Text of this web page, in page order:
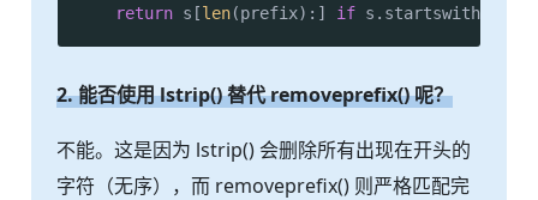
return s[len(prefix):] if
2. 能否使用 lstrip() 替代 removeprefix() 呢？
不能。这是因为 lstrip() 会删除所有出现在开头的
字符（无序），而 removeprefix() 则严格匹配完